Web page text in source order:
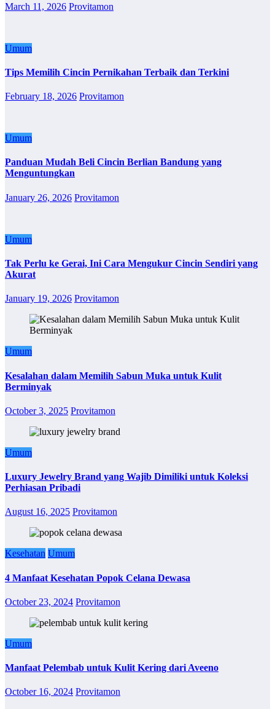
March 11, 2026 Provitamon
Umum
Tips Memilih Cincin Pernikahan Terbaik dan Terkini
February 18, 2026 Provitamon
Umum
Panduan Mudah Beli Cincin Berlian Bandung yang
Menguntungkan
January 26, 2026 Provitamon
Umum
Tak Perlu ke Gerai, Ini Cara Mengukur Cincin Sendiri yang
Akurat
January 19, 2026 Provitamon
Umum
Kesalahan dalam Memilih Sabun Muka untuk Kulit
Berminyak
October 3, 2025 Provitamon
Umum
Luxury Jewelry Brand yang Wajib Dimiliki untuk Koleksi
Perhiasan Pribadi
August 16, 2025 Provitamon
Kesehatan Umum
4 Manfaat Kesehatan Popok Celana Dewasa
October 23, 2024 Provitamon
Umum
Manfaat Pelembab untuk Kulit Kering dari Aveeno
October 16, 2024 Provitamon